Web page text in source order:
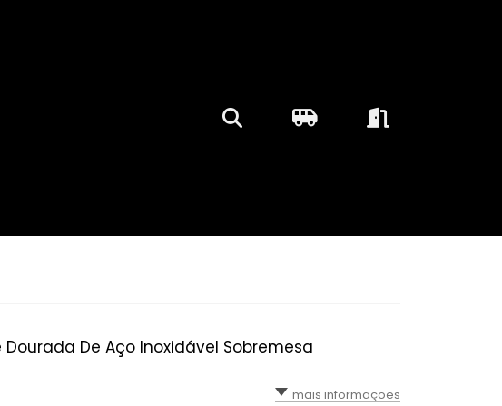
De Aço Inoxidável Sobremesa
mais informações